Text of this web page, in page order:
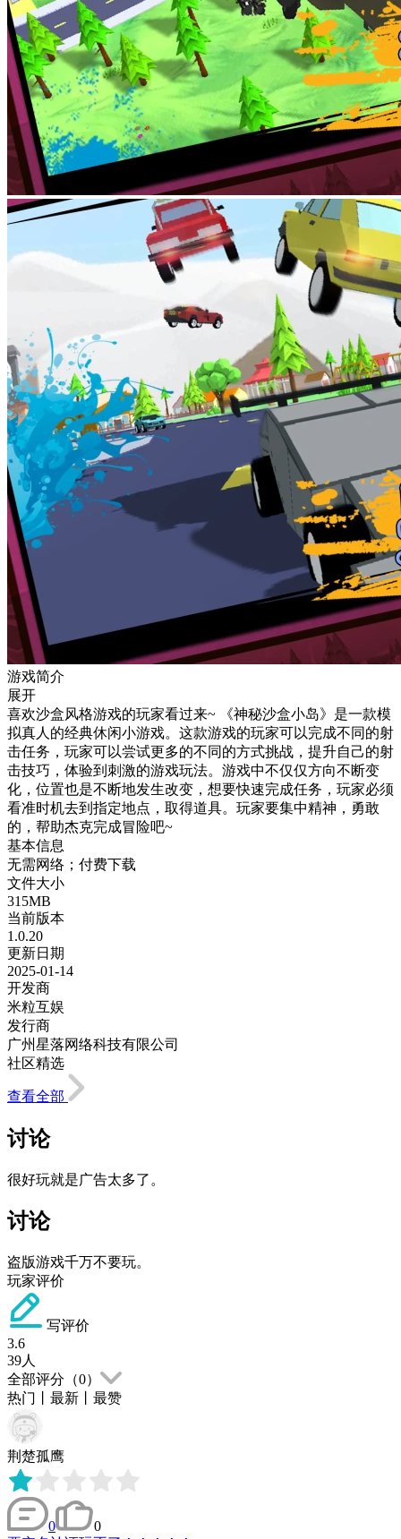
游戏简介
展开
喜欢沙盒风格游戏的玩家看过来~ 《神秘沙盒小岛》是一款模
拟真人的经典休闲小游戏。这款游戏的玩家可以完成不同的射
击任务，玩家可以尝试更多的不同的方式挑战，提升自己的射
击技巧，体验到刺激的游戏玩法。游戏中不仅仅方向不断变
化，位置也是不断地发生改变，想要快速完成任务，玩家必须
看准时机去到指定地点，取得道具。玩家要集中精神，勇敢
的，帮助杰克完成冒险吧~
基本信息
无需网络；付费下载
文件大小
315MB
当前版本
1.0.20
更新日期
2025-01-14
开发商
米粒互娱
发行商
广州星落网络科技有限公司
社区精选
查看全部
讨论
很好玩就是广告太多了。
讨论
盗版游戏千万不要玩。
玩家评价
写评价
3.6
39人
全部评分（0）
热门
最新 最赞
荆楚孤鹰
0
0